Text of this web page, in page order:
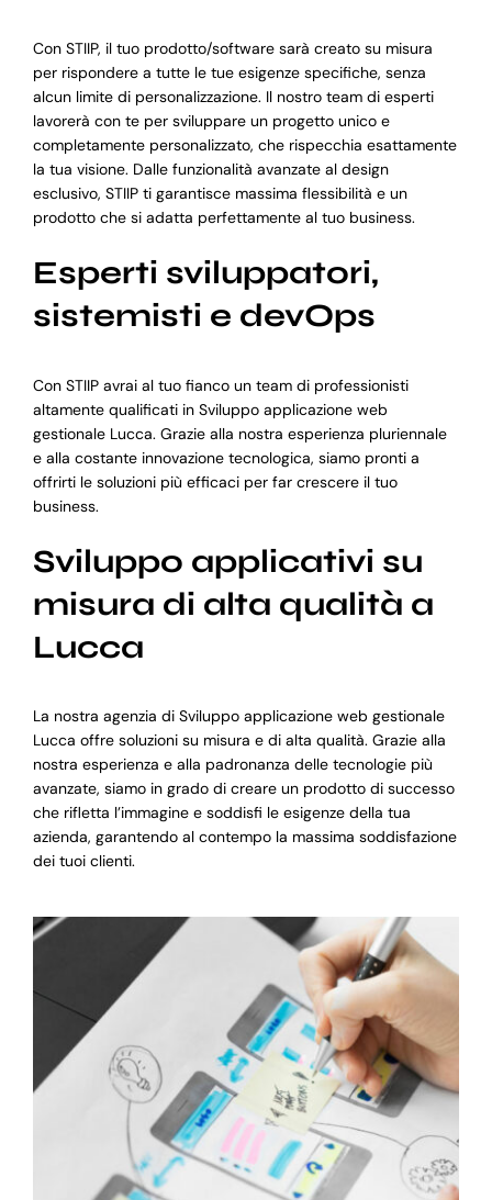
Con STIIP, il tuo prodotto/software sarà creato su misura
per rispondere a tutte le tue esigenze specifiche, senza
alcun limite di personalizzazione. Il nostro team di esperti
lavorerà con te per sviluppare un progetto unico e
completamente personalizzato, che rispecchia esattamente
la tua visione. Dalle funzionalità avanzate al design
esclusivo, STIIP ti garantisce massima flessibilità e un
prodotto che si adatta perfettamente al tuo business.
Esperti sviluppatori,
sistemisti e devOps
Con STIIP avrai al tuo fianco un team di professionisti
altamente qualificati in Sviluppo applicazione web
gestionale Lucca. Grazie alla nostra esperienza pluriennale
e alla costante innovazione tecnologica, siamo pronti a
offrirti le soluzioni più efficaci per far crescere il tuo
business.
Sviluppo applicativi su
misura di alta qualità a
Lucca
La nostra agenzia di Sviluppo applicazione web gestionale
Lucca offre soluzioni su misura e di alta qualità. Grazie alla
nostra esperienza e alla padronanza delle tecnologie più
avanzate, siamo in grado di creare un prodotto di successo
che rifletta l’immagine e soddisfi le esigenze della tua
azienda, garantendo al contempo la massima soddisfazione
dei tuoi clienti.